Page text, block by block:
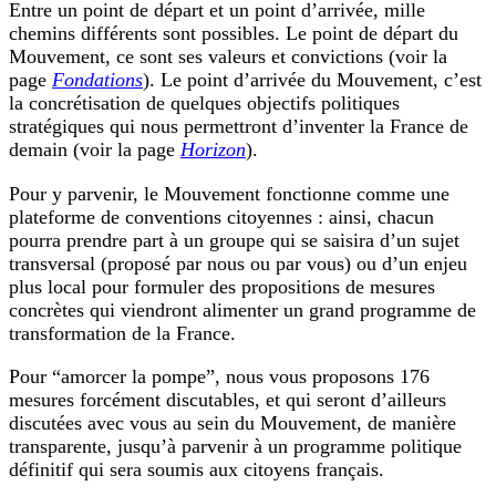
Entre un point de départ et un point d’arrivée, mille
chemins différents sont possibles. Le point de départ du
Mouvement, ce sont ses valeurs et convictions (voir la
page Fondations). Le point d’arrivée du Mouvement, c’est
la concrétisation de quelques objectifs politiques
stratégiques qui nous permettront d’inventer la France de
demain (voir la page Horizon).
Pour y parvenir, le Mouvement fonctionne comme une
plateforme de conventions citoyennes : ainsi, chacun
pourra prendre part à un groupe qui se saisira d’un sujet
transversal (proposé par nous ou par vous) ou d’un enjeu
plus local pour formuler des propositions de mesures
concrètes qui viendront alimenter un grand programme de
transformation de la France.
Pour “amorcer la pompe”, nous vous proposons 176
mesures forcément discutables, et qui seront d’ailleurs
discutées avec vous au sein du Mouvement, de manière
transparente, jusqu’à parvenir à un programme politique
définitif qui sera soumis aux citoyens français.